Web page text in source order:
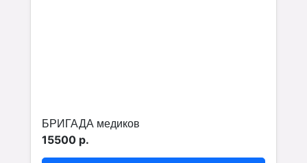
БРИГАДА медиков
15500 р.